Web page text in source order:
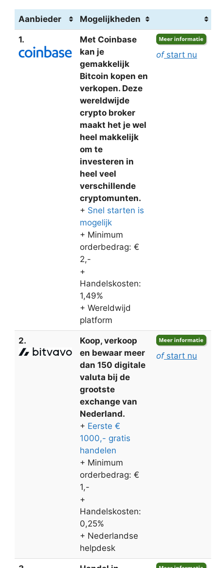
Aanbieder Mogelijkheden
1.
Met Coinbase
kan je
gemakkelijk
Bitcoin kopen en
verkopen. Deze
wereldwijde
crypto broker
maakt het je wel
heel makkelijk
om te
investeren in
heel veel
verschillende
cryptomunten.
+ Snel starten is
mogelijk
+ Minimum
orderbedrag: €
2,-
+
Handelskosten:
1,49%
+ Wereldwijd
platform
ofstart nu
2.
Koop, verkoop
en bewaar meer
dan 150 digitale
valuta bij de
grootste
exchange van
Nederland.
+ Eerste €
1000,- gratis
handelen
+ Minimum
orderbedrag: €
1,-
+
Handelskosten:
0,25%
+ Nederlandse
helpdesk
ofstart nu